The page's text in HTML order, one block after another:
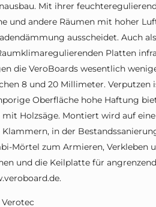
Mit ihrer
und andere Räumen mit hoher
ausscheidet. Auch
Platten
die VeroBoards wesentlich
8 und 20 Millimeter.
Oberfläche hohe Haftung
mit Holzsäge. Montiert wird auf
Klammern, in der
Mörtel zum Armieren, Verkleben
und die Keilplatte für